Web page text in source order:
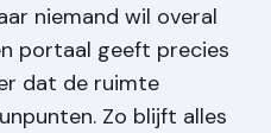
niemand wil overal
portaal geeft precies
dat de ruimte
Zo blijft alles